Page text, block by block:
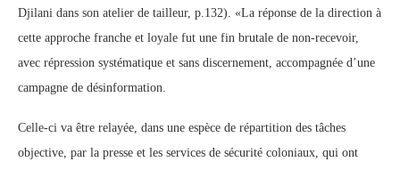
Djilani dans son atelier de tailleur, p.132). «La réponse de la direction à
cette approche franche et loyale fut une fin brutale de non-recevoir,
avec répression systématique et sans discernement, accompagnée d’une
campagne de désinformation.
Celle-ci va être relayée, dans une espèce de répartition des tâches
objective, par la presse et les services de sécurité coloniaux, qui ont